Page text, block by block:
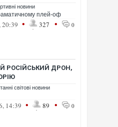
новини
плей-оф
20:39 • 327 • 0
РОСІЙСЬКИЙ ДРОН,
світові новини
14:39 • 89 • 0